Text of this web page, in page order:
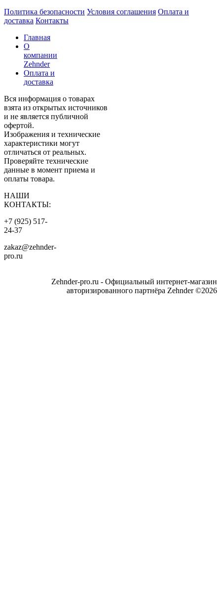
Политика безопасности Условия соглашения Оплата и
доставка Контакты
Главная
О
компании
Zehnder
Оплата и
доставка
Вся информация о товарах
взята из открытых источников
и не является публичной
офертой.
Изображения и технические
характеристики могут
отличаться от реальных.
Проверяйте технические
данные в момент приема и
оплаты товара.
НАШИ
КОНТАКТЫ:
+7 (925) 517-
24-37
zakaz@zehnder-
pro.ru
Zehnder-pro.ru - Официальный интернет-магазин
авторизированного партнёра Zehnder ©2026